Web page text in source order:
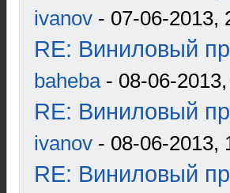
ivanov - 07-06-2013,
RE: Виниловый
baheba- 08-06-
RE: Виниловый
ivanov - 08-06-2013,
RE: Виниловый